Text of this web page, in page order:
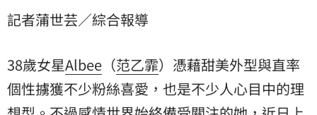
記者蒲世芸／綜合報導
38歲女星Albee （范乙霏）憑藉甜美外型與直率
個性擄獲不少粉絲喜愛，也是不少人心目中的理